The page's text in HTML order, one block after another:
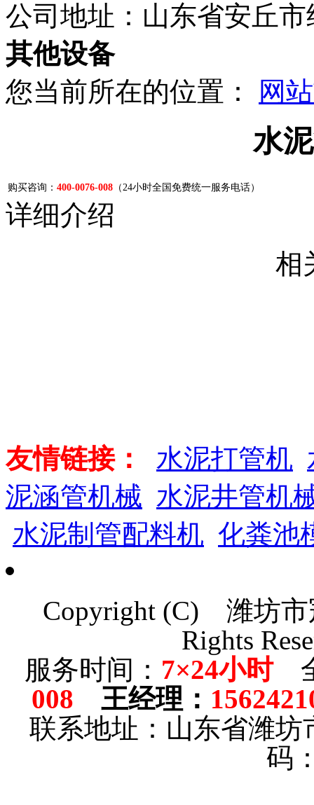
公司地址：山东省安丘
其他设备
您当前所在的位置：
网
水
购买咨询： 400-0076-008 （24小时全国免费统一服务电话）
详细介绍
相
友情链接： 水泥打管机
泥涵管机械 水泥井管机
水泥制管配料机 化粪池
Copyright (C) 潍坊
Rights
服务时间： 7×24小时全
008 王经理 ：
联系地址：山东省潍
码